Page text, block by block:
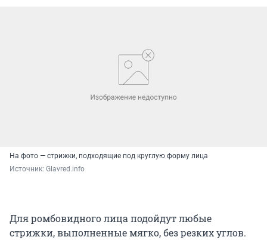
На фото — стрижки, подходящие под круглую форму лица
Источник: Glavred.info
Для ромбовидного лица подойдут любые
стрижки, выполненные мягко, без резких углов.